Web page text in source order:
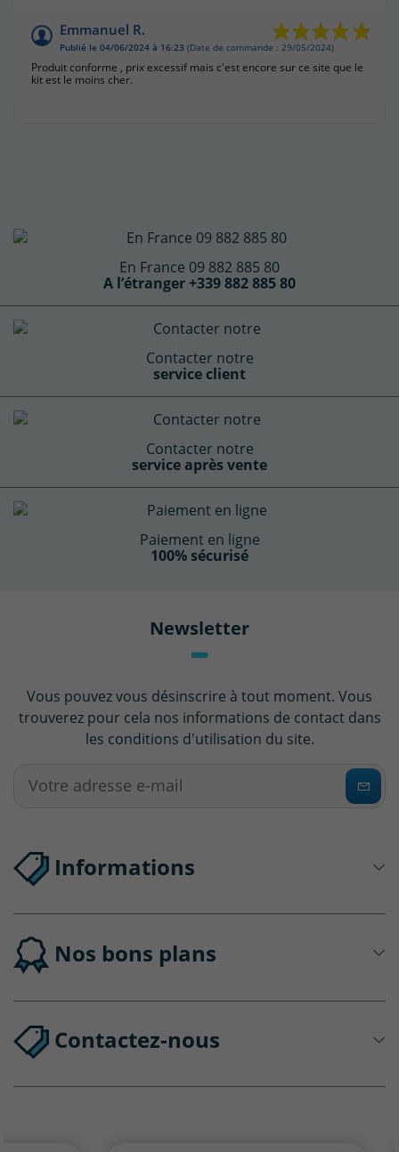
Emmanuel R.
Publié le 04/06/2024 à 16:23 (Date de commande : 29/05/2024)
Produit conforme , prix excessif mais c'est encore sur ce site que le
kit est le moins cher.
En France 09 882 885 80
A l’étranger +339 882 885 80
Contacter notre
service client
Contacter notre
service après vente
Paiement en ligne
100% sécurisé
Newsletter
Vous pouvez vous désinscrire à tout moment. Vous
trouverez pour cela nos informations de contact dans
les conditions d'utilisation du site.
Informations
Nos bons plans
Contactez-nous